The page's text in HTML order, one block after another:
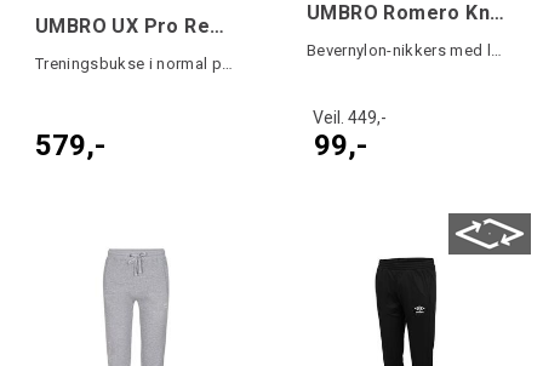
UMBRO UX Pro Reg Pant Jr
Treningsbukse i normal passform junior
579,-
UMBRO Romero Knickers
Bevernylon-nikkers med logo
Veil. 449,-
99,-